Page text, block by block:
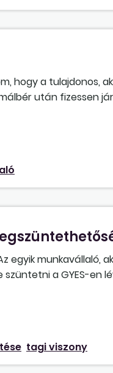
hogy a tulajdonos,
után fizessen
illetve 1451-es,
a formában
kell
egyik munkavállaló,
a GYES-en
tagi viszony